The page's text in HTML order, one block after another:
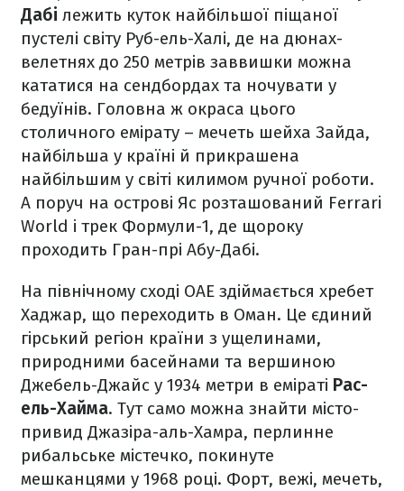
Дабі лежить куток найбільшої піщаної
пустелі світу Руб-ель-Халі, де на дюнах-
велетнях до 250 метрів заввишки можна
кататися на сендбордах та ночувати у
бедуїнів. Головна ж окраса цього
столичного емірату – мечеть шейха Зайда,
найбільша у країні й прикрашена
найбільшим у світі килимом ручної роботи.
А поруч на острові Яс розташований Ferrari
World і трек Формули-1, де щороку
проходить Гран-прі Абу-Дабі.
На північному сході ОАЕ здіймається хребет
Хаджар, що переходить в Оман. Це єдиний
гірський регіон країни з ущелинами,
природними басейнами та вершиною
Джебель-Джайс у 1934 метри в еміраті Рас-
ель-Хайма. Тут само можна знайти місто-
привид Джазіра-аль-Хамра, перлинне
рибальське містечко, покинуте
мешканцями у 1968 році. Форт, вежі, мечеть,